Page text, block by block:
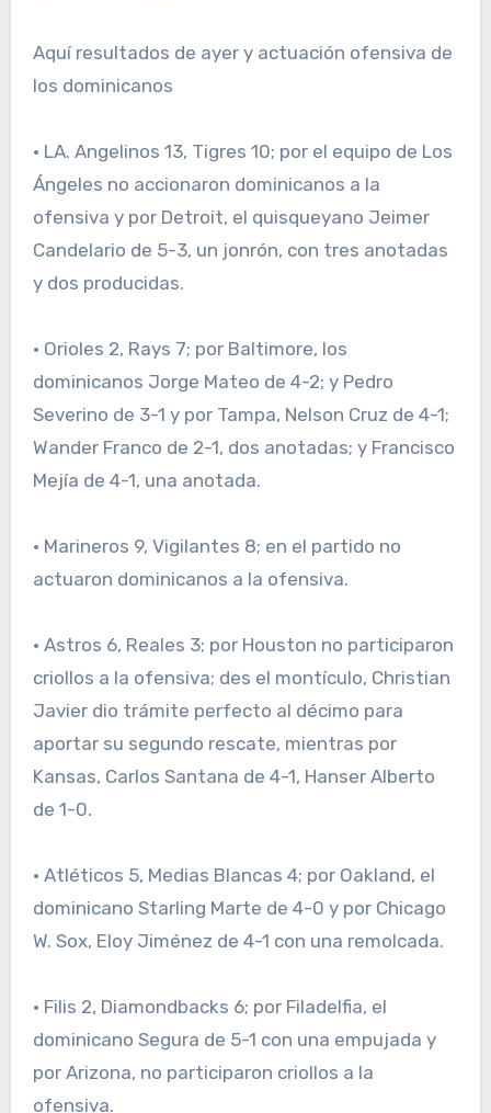
Aquí resultados de ayer y actuación ofensiva de
los dominicanos
· LA. Angelinos 13, Tigres 10; por el equipo de Los
Ángeles no accionaron dominicanos a la
ofensiva y por Detroit, el quisqueyano Jeimer
Candelario de 5-3, un jonrón, con tres anotadas
y dos producidas.
· Orioles 2, Rays 7; por Baltimore, los
dominicanos Jorge Mateo de 4-2; y Pedro
Severino de 3-1 y por Tampa, Nelson Cruz de 4-1;
Wander Franco de 2-1, dos anotadas; y Francisco
Mejía de 4-1, una anotada.
· Marineros 9, Vigilantes 8; en el partido no
actuaron dominicanos a la ofensiva.
· Astros 6, Reales 3; por Houston no participaron
criollos a la ofensiva; des el montículo, Christian
Javier dio trámite perfecto al décimo para
aportar su segundo rescate, mientras por
Kansas, Carlos Santana de 4-1, Hanser Alberto
de 1-0.
· Atléticos 5, Medias Blancas 4; por Oakland, el
dominicano Starling Marte de 4-0 y por Chicago
W. Sox, Eloy Jiménez de 4-1 con una remolcada.
· Filis 2, Diamondbacks 6; por Filadelfia, el
dominicano Segura de 5-1 con una empujada y
por Arizona, no participaron criollos a la
ofensiva.